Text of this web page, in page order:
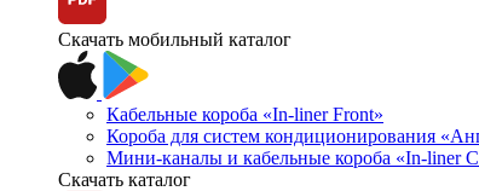
Скачать мобильный каталог
Кабельные короба «In-liner Front»
Короба для систем кондиционирования
Мини-каналы и кабельные короба «In-liner
Скачать каталог